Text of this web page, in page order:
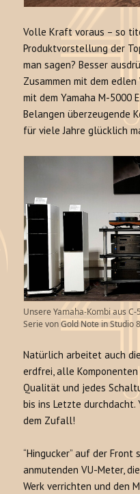
Volle Kraft voraus – so
Produktvorstellung der
man sagen? Besser
Zusammen mit dem
mit dem Yamaha M-5000
Belangen überzeugende
für viele Jahre glücklich
Unsere Yamaha-Kombi aus
Serie von Gold Note in Studio 8
Natürlich arbeitet auch
erdfrei, alle
Qualität und jedes
bis ins Letzte
dem Zufall!
“Hingucker” auf der
anmutenden VU-Meter,
Werk verrichten und den